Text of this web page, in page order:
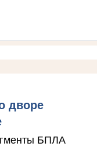
дворе
БПЛА